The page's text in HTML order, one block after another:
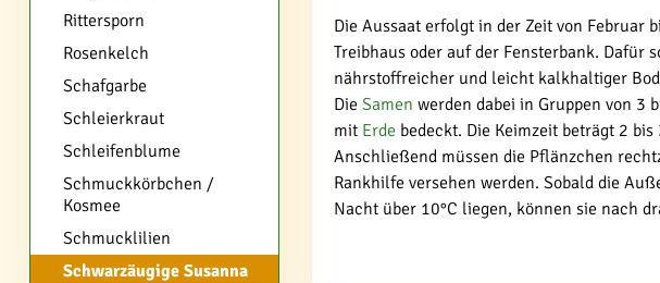
Rittersporn
Rosenkelch
Schafgarbe
Schleierkraut
Schleifenblume
Schmuckkörbchen /
Kosmee
Schmucklilien
Schwarzäugige Susanna
Die Aussaat erfolgt in der Zeit von Februar
Treibhaus oder auf der Fensterbank. Dafür
nährstoffreicher und leicht kalkhaltiger
Die Samen werden dabei in Gruppen von 3
mit Erde bedeckt. Die Keimzeit beträgt 2 bis
Anschließend müssen die Pflänzchen
Rankhilfe versehen werden. Sobald die
Nacht über 10°C liegen, können sie nach